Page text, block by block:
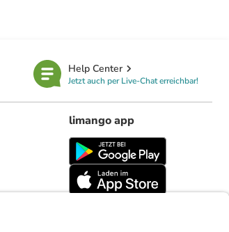
Help Center
Jetzt auch per Live-Chat erreichbar!
limango app